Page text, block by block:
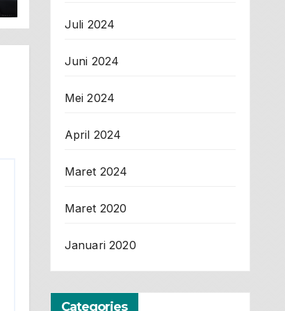
Juli 2024
Juni 2024
Mei 2024
April 2024
Maret 2024
Maret 2020
Januari 2020
Categories